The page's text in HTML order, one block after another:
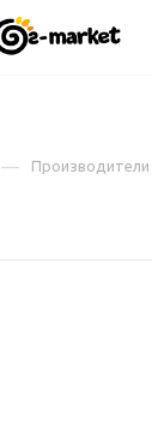
— Производители